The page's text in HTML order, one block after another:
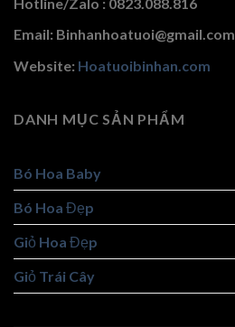
Email: Binhanhoatuoi@gmail.com
Website: Hoatuoibinhan.com
DANH MỤC SẢN PHẨM
Bó Hoa Baby
Bó Hoa Đẹp
Giỏ Hoa Đẹp
Giỏ Trái Cây